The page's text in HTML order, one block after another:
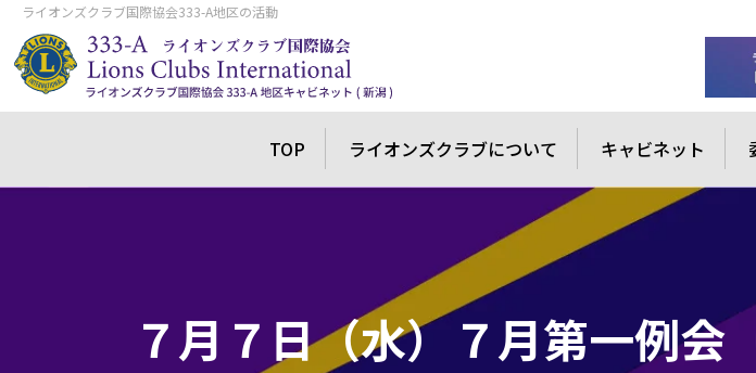
ライオンズクラブ国際協会333-A地区の活動
TOP ライオンズクラブについて キャビネット
７月７日（水）７月第一例